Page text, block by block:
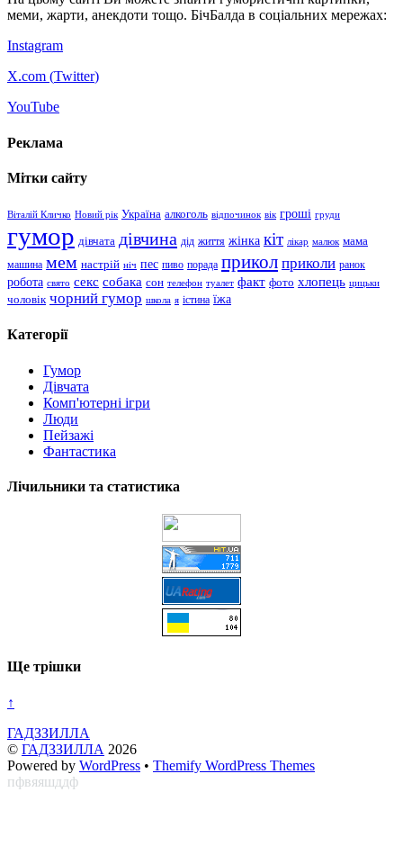
меми, жарти, анекдоти тощо. БічБалда в соціальних мережах:
Instagram
X.com (Twitter)
YouTube
Реклама
Мітки сайту
Віталій Кличко Новий рік Україна алкоголь відпочинок вік гроші груди
гумор дівчата дівчина дід життя жінка кіт лікар малюк мама
машина мем настрій ніч пес пиво порада прикол приколи ранок
робота свято секс собака сон телефон туалет факт фото хлопець цицьки
чоловік чорний гумор школа я істина їжа
Категорії
Гумор
Дівчата
Комп'ютерні ігри
Люди
Пейзажі
Фантастика
Лічильники та статистика
Ще трішки
↑
ГАДЗЗИЛЛА
© ГАДЗЗИЛЛА 2026
Powered by WordPress • Themify WordPress Themes
пфвяяшддф